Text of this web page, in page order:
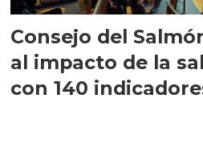
Consejo del
al impacto de la
con 140